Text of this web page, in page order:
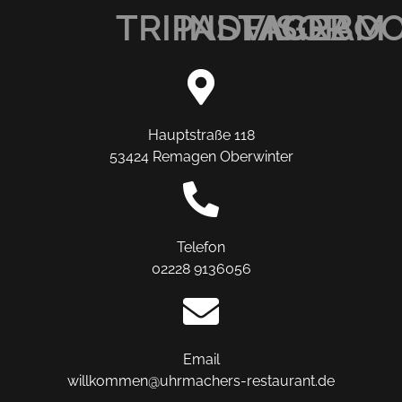
TRIPADVISOR
INSTAGRAM
Hauptstraße 118
53424 Remagen Oberwinter
Telefon
02228 9136056
Email
willkommen@uhrmachers-restaurant.de